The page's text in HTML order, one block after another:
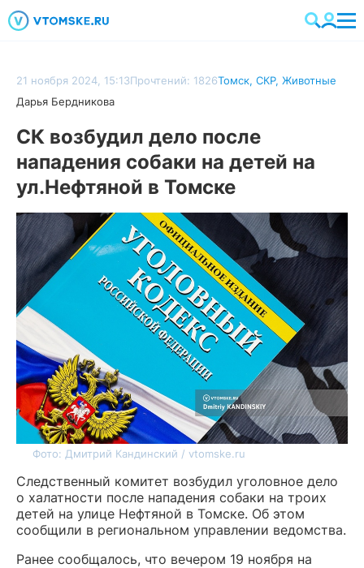
21 ноября 2024, 15:13Прочтений: 1826Томск, СКР, Животные
Дарья Бердникова
СК возбудил дело после
нападения собаки на детей на
ул.Нефтяной в Томске
Фото: Дмитрий Кандинский / vtomske.ru
Следственный комитет возбудил уголовное дело
о халатности после нападения собаки на троих
детей на улице Нефтяной в Томске. Об этом
сообщили в региональном управлении ведомства.
Ранее сообщалось, что вечером 19 ноября на